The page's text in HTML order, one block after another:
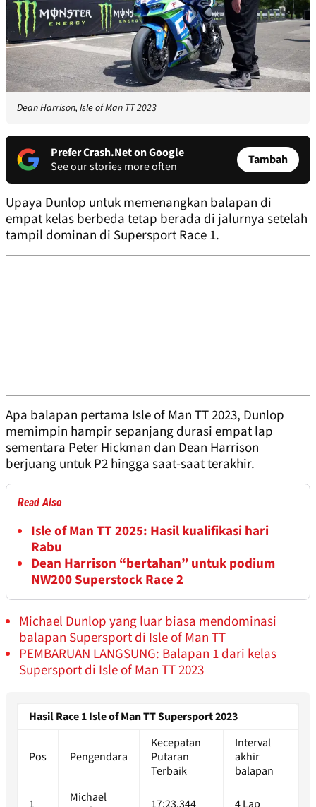
Dean Harrison, Isle of Man TT 2023
Prefer Crash.Net on Google
See our stories more often
Tambah
Upaya Dunlop untuk memenangkan balapan di
empat kelas berbeda tetap berada di jalurnya setelah
tampil dominan di Supersport Race 1.
Apa balapan pertama Isle of Man TT 2023, Dunlop
memimpin hampir sepanjang durasi empat lap
sementara Peter Hickman dan Dean Harrison
berjuang untuk P2 hingga saat-saat terakhir.
Read Also
Isle of Man TT 2025: Hasil kualifikasi hari
Rabu
Dean Harrison “bertahan” untuk podium
NW200 Superstock Race 2
Michael Dunlop yang luar biasa mendominasi
balapan Supersport di Isle of Man TT
PEMBARUAN LANGSUNG: Balapan 1 dari kelas
Supersport di Isle of Man TT 2023
Hasil Race 1 Isle of Man TT Supersport 2023
Pos Pengendara
Kecepatan
Putaran
Terbaik
Interval
akhir
balapan
Michael